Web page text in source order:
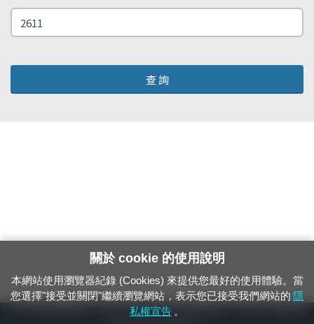
查 詢
24小時緊急通報電話：1933（市話、手機，僅限發現軌道、平交道、橋樑及隧
關於 cookie 的使用說明
本網站使用瀏覽器紀錄 (Cookies) 來提供您最好的使用體驗。當
您選擇"接受並關閉"繼續瀏覽網站，表示您已接受我們網站的 隱
私權宣告 。